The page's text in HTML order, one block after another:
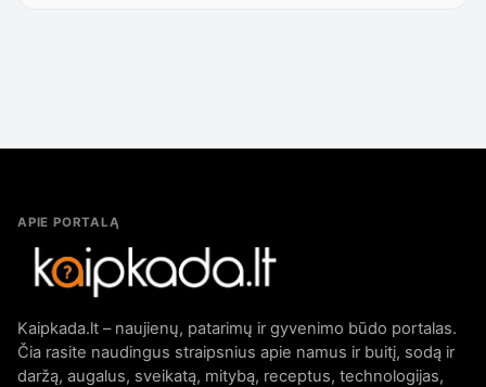
APIE PORTALĄ
Kaipkada.lt – naujienų, patarimų ir gyvenimo būdo portalas.
Čia rasite naudingus straipsnius apie namus ir buitį, sodą ir
daržą, augalus, sveikatą, mitybą, receptus, technologijas,